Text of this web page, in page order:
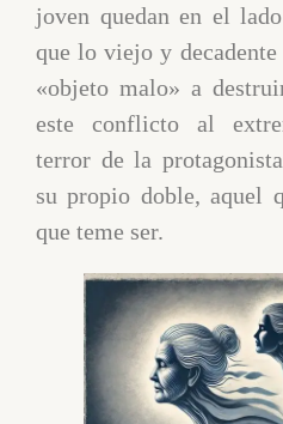
joven quedan en el
que lo viejo y
«objeto malo» a
este conflicto al
terror de la
su propio doble, aquel
que teme ser.